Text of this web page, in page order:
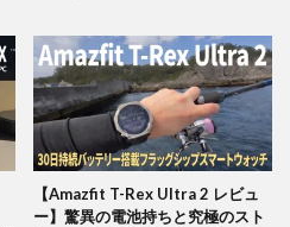
【Amazfit T-Rex Ultra 2 レビュ
ー】驚異の電池持ちと究極のスト